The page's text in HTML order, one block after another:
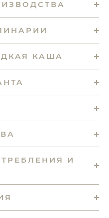
КАША
И